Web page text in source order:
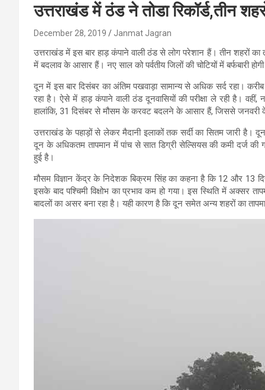
उत्तराखंड में ठंड ने तोडा रिकॉर्ड,तीन
December 28, 2019 Janmat Jagran
उत्तराखंड में इस बार हाड़ कंपाने वाली ठंड से लोग परेशान हैं। तीन शहरों
में बदलाव के आसार हैं। नए साल को पर्वतीय जिलों की चोटियों में बर्फबारी
दून में इस बार दिसंबर का अंतिम पखवाड़ा सामान्य से अधिक सर्द रहा।
रहा है। ऐसे में हाड़ कंपाने वाली ठंड दूनवासियों की परीक्षा ले रही है।
हालांकि, 31 दिसंबर से मौसम के करवट बदलने के आसार हैं, जिससे जनवरी
उत्तराखंड के पहाड़ों से लेकर मैदानी इलाकों तक सर्दी का सितम जारी है।
दून के अधिकतम तापमान में पांच से सात डिग्री सेल्सियस की कमी दर्ज की
हुई है।
मौसम विज्ञान केंद्र के निदेशक बिक्रम सिंह का कहना है कि 12 और 13
इसके बाद पश्चिमी विक्षोभ का प्रभाव कम हो गया। इस स्थिति में अक्सर
बादलों का असर बना रहा है। यही कारण है कि दून समेत अन्य शहरों का